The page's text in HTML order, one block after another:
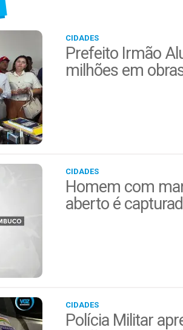
CIDADES
Prefeito Irmão
milhões em
CIDADES
Homem com
aberto é
CIDADES
Polícia Militar